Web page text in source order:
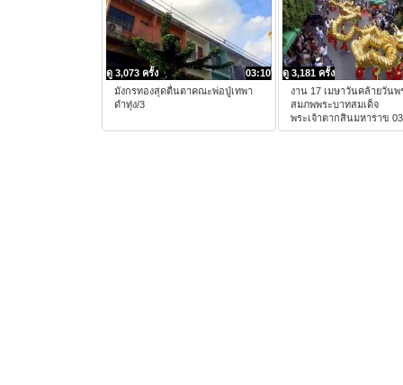
03:10
ดู 3,073 ครั้ง
มังกรทองสุดตื่นตาคณะพ่อปู่เทพา
ดำทุ่ง/3
ดู 3,181 ครั้ง
งาน 17 เมษาวันคล้ายวันพ
สมภพพระบาทสมเด็จ
พระเจ้าตากสินมหาราข 03